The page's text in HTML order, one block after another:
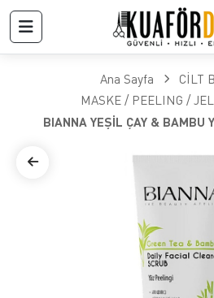
Ana Sayfa
CİLT
MASKE / PEELING /
BIANNA YEŞİL ÇAY & BAMBU